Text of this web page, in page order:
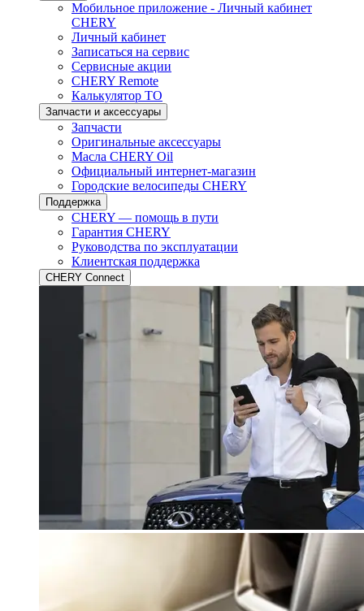
Мобильное приложение - Личный кабинет
CHERY
Личный кабинет
Записаться на сервис
Сервисные акции
CHERY Remote
Калькулятор ТО
Запчасти и аксессуары
Запчасти
Оригинальные аксессуары
Масла CHERY Oil
Официальный интернет-магазин
Городские велосипеды CHERY
Поддержка
CHERY — помощь в пути
Гарантия CHERY
Руководства по эксплуатации
Клиентская поддержка
CHERY Connect